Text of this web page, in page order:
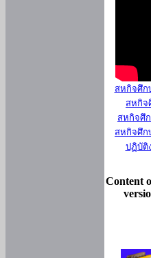
สหกิจศึก
สหกิจ
สหกิจศึ
สหกิจศึก
ปฏิบัติ
Content